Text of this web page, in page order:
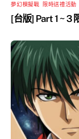
夢幻模擬戰 限時送禮活動
[台版] Part 1 ~ 3